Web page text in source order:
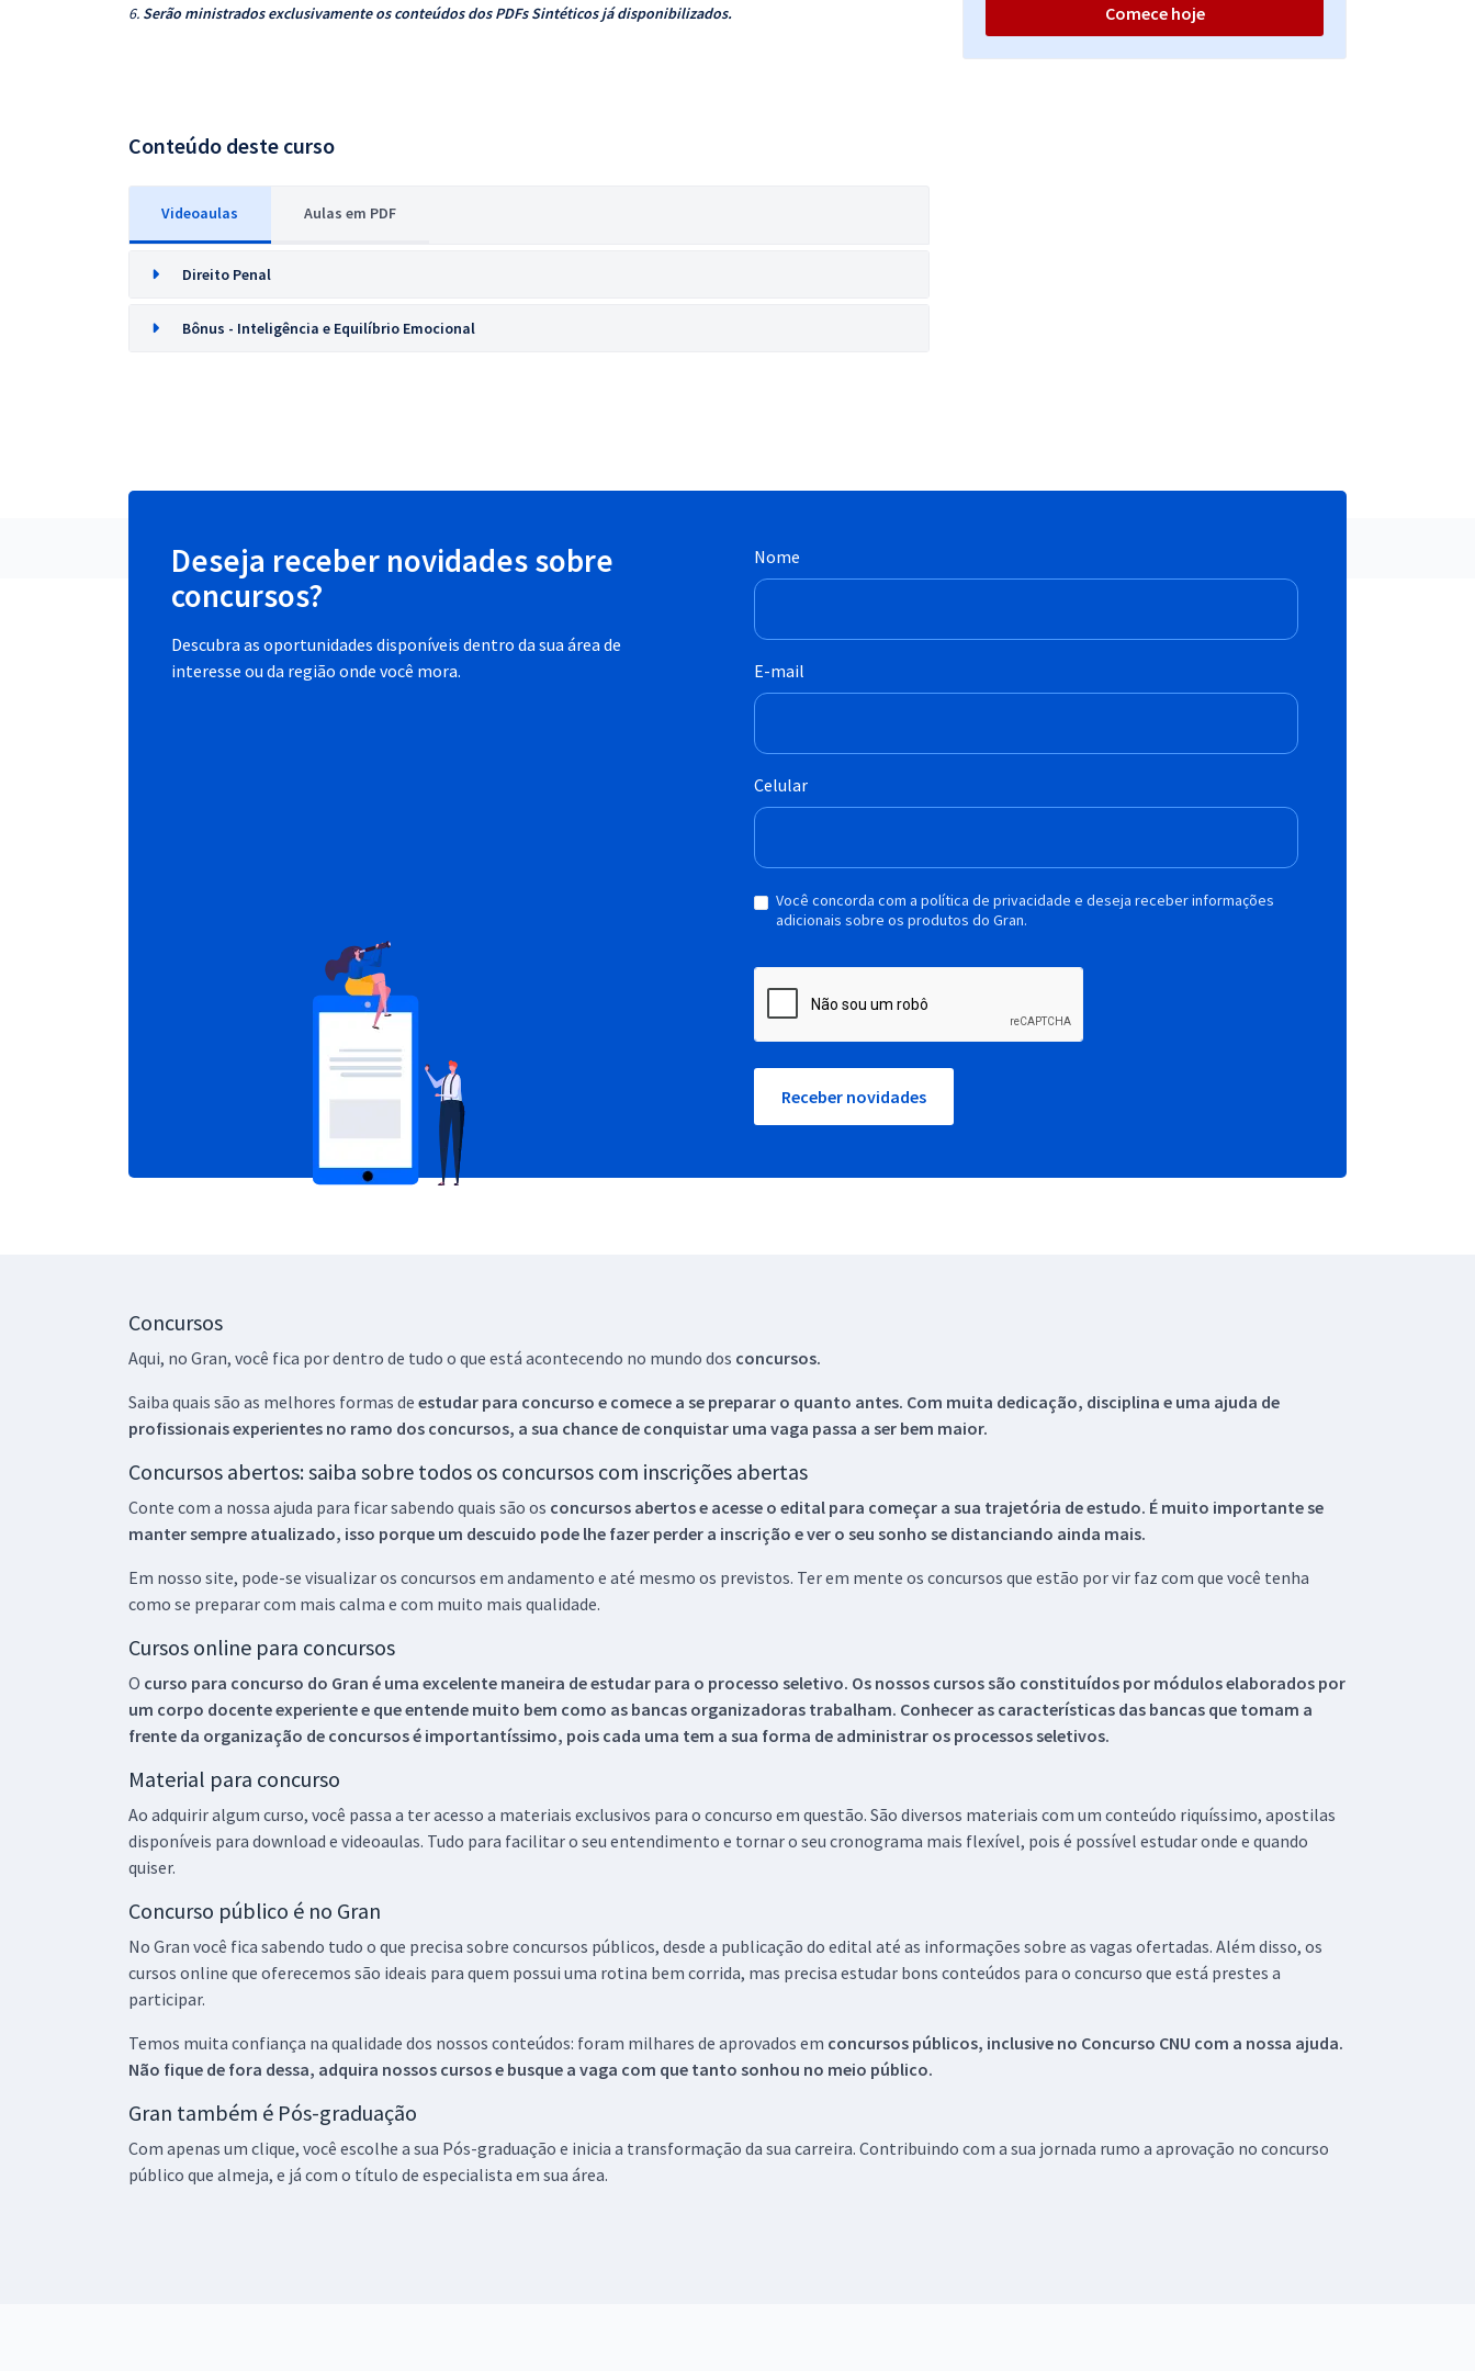
6. Serão ministrados exclusivamente os conteúdos dos PDFs Sintéticos já disponibilizados.
Conteúdo deste curso
Videoaulas Aulas em PDF
Direito Penal
Bônus - Inteligência e Equilíbrio Emocional
Comece hoje
Deseja receber novidades sobre
concursos?
Descubra as oportunidades disponíveis dentro da sua área de
interesse ou da região onde você mora.
Nome
E-mail
Celular
Você concorda com a política de privacidade e deseja receber informações
adicionais sobre os produtos do Gran.
Receber novidades
Concursos
Aqui, no Gran, você fica por dentro de tudo o que está acontecendo no mundo dos concursos.
Saiba quais são as melhores formas de estudar para concurso e comece a se preparar o quanto antes. Com muita dedicação, disciplina e uma ajuda de
profissionais experientes no ramo dos concursos, a sua chance de conquistar uma vaga passa a ser bem maior.
Concursos abertos: saiba sobre todos os concursos com inscrições abertas
Conte com a nossa ajuda para ficar sabendo quais são os concursos abertos e acesse o edital para começar a sua trajetória de estudo. É muito importante se
manter sempre atualizado, isso porque um descuido pode lhe fazer perder a inscrição e ver o seu sonho se distanciando ainda mais.
Em nosso site, pode-se visualizar os concursos em andamento e até mesmo os previstos. Ter em mente os concursos que estão por vir faz com que você tenha
como se preparar com mais calma e com muito mais qualidade.
Cursos online para concursos
O curso para concurso do Gran é uma excelente maneira de estudar para o processo seletivo. Os nossos cursos são constituídos por módulos elaborados por
um corpo docente experiente e que entende muito bem como as bancas organizadoras trabalham. Conhecer as características das bancas que tomam a
frente da organização de concursos é importantíssimo, pois cada uma tem a sua forma de administrar os processos seletivos.
Material para concurso
Ao adquirir algum curso, você passa a ter acesso a materiais exclusivos para o concurso em questão. São diversos materiais com um conteúdo riquíssimo, apostilas
disponíveis para download e videoaulas. Tudo para facilitar o seu entendimento e tornar o seu cronograma mais flexível, pois é possível estudar onde e quando
quiser.
Concurso público é no Gran
No Gran você fica sabendo tudo o que precisa sobre concursos públicos, desde a publicação do edital até as informações sobre as vagas ofertadas. Além disso, os
cursos online que oferecemos são ideais para quem possui uma rotina bem corrida, mas precisa estudar bons conteúdos para o concurso que está prestes a
participar.
Temos muita confiança na qualidade dos nossos conteúdos: foram milhares de aprovados em concursos públicos, inclusive no Concurso CNU com a nossa ajuda.
Não fique de fora dessa, adquira nossos cursos e busque a vaga com que tanto sonhou no meio público.
Gran também é Pós-graduação
Com apenas um clique, você escolhe a sua Pós-graduação e inicia a transformação da sua carreira. Contribuindo com a sua jornada rumo a aprovação no concurso
público que almeja, e já com o título de especialista em sua área.